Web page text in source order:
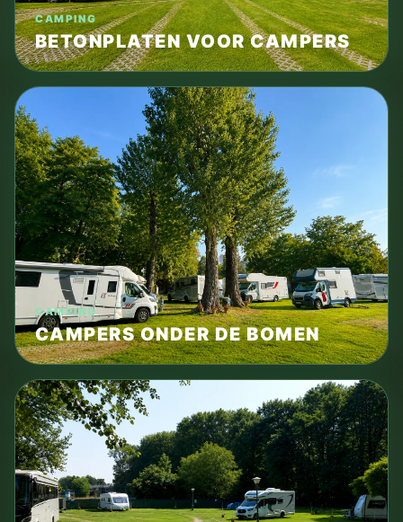
CAMPING
BETONPLATEN VOOR CAMPERS
CAMPING
CAMPERS ONDER DE BOMEN